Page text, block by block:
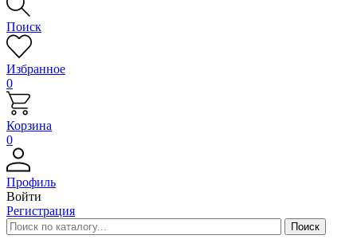
Поиск
Избранное
0
Корзина
0
Профиль
Войти
Регистрация